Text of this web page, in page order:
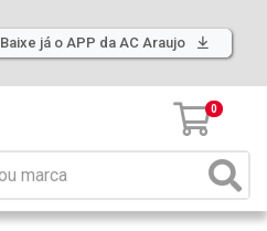
Baixe já o APP da AC Araujo
0